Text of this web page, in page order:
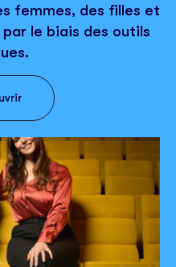
femmes, des filles et
par le biais des outils